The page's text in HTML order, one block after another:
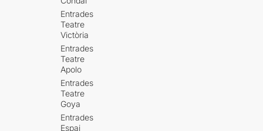
Entrades
Teatre
Victòria
Entrades
Teatre
Apolo
Entrades
Teatre
Goya
Entrades
Espai